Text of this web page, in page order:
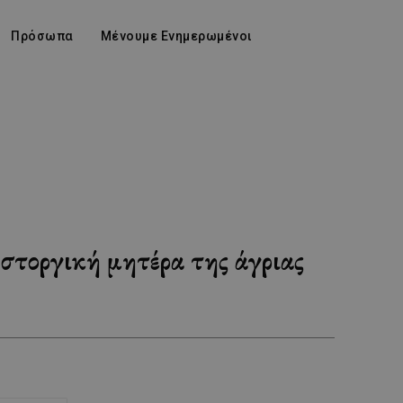
Πρόσωπα Μένουμε Ενημερωμένοι
μητέρα της άγριας